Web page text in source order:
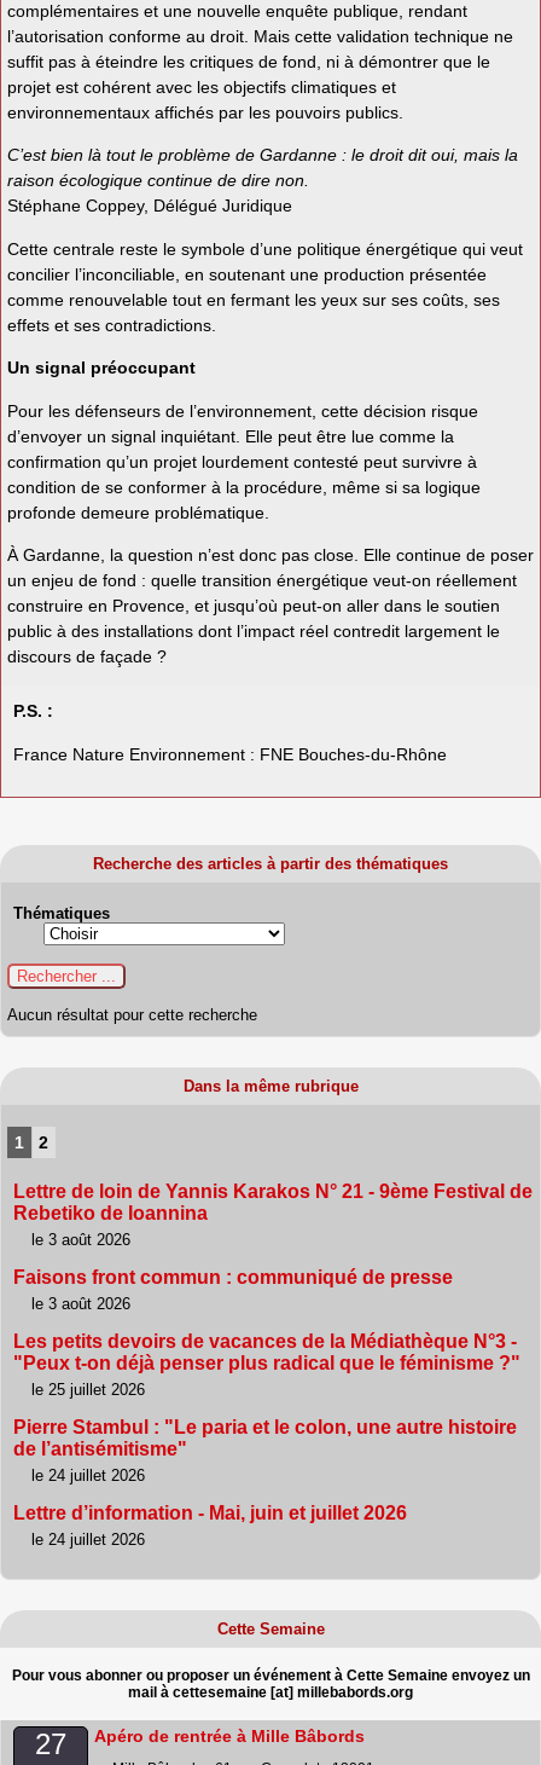
complémentaires et une nouvelle enquête publique, rendant
l’autorisation conforme au droit. Mais cette validation technique ne
suffit pas à éteindre les critiques de fond, ni à démontrer que le
projet est cohérent avec les objectifs climatiques et
environnementaux affichés par les pouvoirs publics.
C’est bien là tout le problème de Gardanne : le droit dit oui, mais la
raison écologique continue de dire non.
Stéphane Coppey, Délégué Juridique
Cette centrale reste le symbole d’une politique énergétique qui veut
concilier l’inconciliable, en soutenant une production présentée
comme renouvelable tout en fermant les yeux sur ses coûts, ses
effets et ses contradictions.
Un signal préoccupant
Pour les défenseurs de l’environnement, cette décision risque
d’envoyer un signal inquiétant. Elle peut être lue comme la
confirmation qu’un projet lourdement contesté peut survivre à
condition de se conformer à la procédure, même si sa logique
profonde demeure problématique.
À Gardanne, la question n’est donc pas close. Elle continue de poser
un enjeu de fond : quelle transition énergétique veut-on réellement
construire en Provence, et jusqu’où peut-on aller dans le soutien
public à des installations dont l’impact réel contredit largement le
discours de façade ?
P.S. :
France Nature Environnement : FNE Bouches-du-Rhône
Recherche des articles à partir des thématiques
Thématiques
Aucun résultat pour cette recherche
Dans la même rubrique
1 2
Lettre de loin de Yannis Karakos N° 21 - 9ème Festival de
Rebetiko de Ioannina
le 3 août 2026
Faisons front commun : communiqué de presse
le 3 août 2026
Les petits devoirs de vacances de la Médiathèque N°3 -
"Peux t-on déjà penser plus radical que le féminisme ?"
le 25 juillet 2026
Pierre Stambul : "Le paria et le colon, une autre histoire
de l’antisémitisme"
le 24 juillet 2026
Lettre d’information - Mai, juin et juillet 2026
le 24 juillet 2026
Cette Semaine
Pour vous abonner ou proposer un événement à Cette Semaine envoyez un
mail à cettesemaine [at] millebabords.org
27 Apéro de rentrée à Mille Bâbords